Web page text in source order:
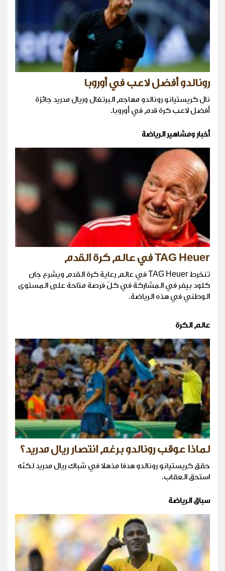
رونالدو أفضل لاعب في أوروبا
نال كريستيانو رونالدو مهاجم البرتغال وريال مدريد جائزة
أفضل لاعب كرة قدم في أوروبا.
أخبار ومشاهير الرياضة
TAG Heuer في عالم كرة القدم
تنخرط TAG Heuer في عالم رعاية كرة القدم ويشرع جان
كلود بيفر في المشاركة في كلّ فرصة متاحة على المستوى
الوطني في هذه الرياضة.
عالم الكرة
لماذا عوقب رونالدو برغم انتصار ريال مدريد؟
حقق كريستيانو رونالدو هدفا مذهلا في شباك ريال مدريد لكنّه
استحق العقاب.
سباق الرياضة